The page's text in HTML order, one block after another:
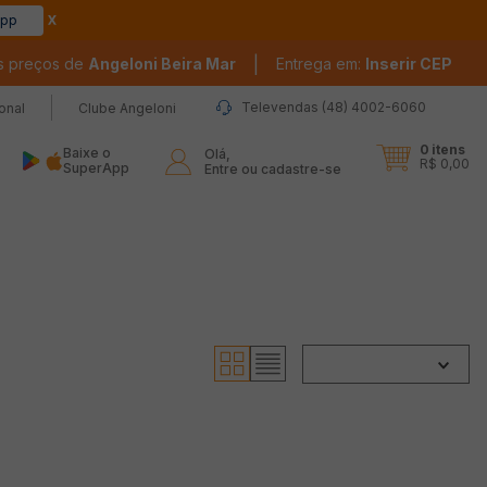
preços de Angeloni Beira Mar Entrega em: Inserir CEP
Clube Angeloni Televendas (48) 4002-6060
Baixe o
SuperApp
Olá,
Entre ou cadastre-se
0 itens
R$ 0,00